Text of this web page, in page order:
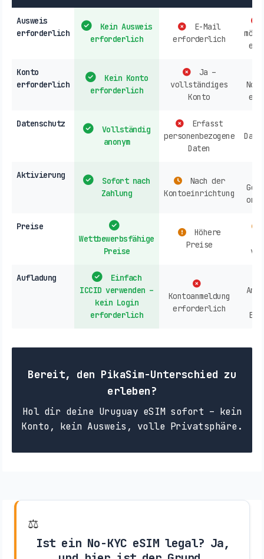
Ausweis
erforderlich
Kein Ausweis
erforderlich
E-Mail
erforderlich
Konto
erforderlich
Kein Konto
erforderlich
Ja –
vollständiges
Konto
Datenschutz
Vollständig
anonym
Erfasst
personenbezogene
Daten
Aktivierung
Sofort nach
Zahlung
Nach der
Kontoeinrichtung
Preise
Wettbewerbsfähige
Preise
Höhere
Preise
Aufladung
Einfach
ICCID verwenden –
kein Login
erforderlich
Kontoanmeldung
erforderlich
Bereit, den PikaSim-Unterschied zu
erleben?
Hol dir deine Uruguay eSIM sofort – kein
Konto, kein Ausweis, volle Privatsphäre.
⚖️
Ist ein No-KYC eSIM legal? Ja,